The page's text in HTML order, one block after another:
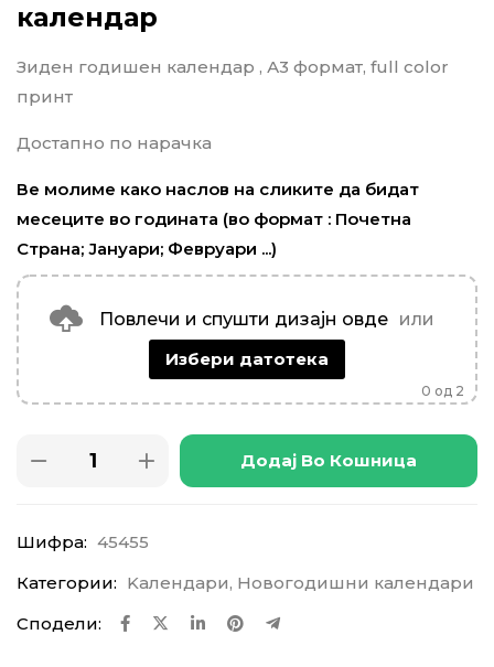
календар
Зиден годишен календар , А3 формат, full color
принт
Достапно по нарачка
Ве молиме како наслов на сликите да бидат
месеците во годината (во формат : Почетна
Страна; Јануари; Февруари ...)
Повлечи и спушти дизајн овде
или
Избери датотека
0 од 2
Додај Во Кошница
Шифра: 45455
Категории: Kалендари, Новогодишни календари
Сподели: